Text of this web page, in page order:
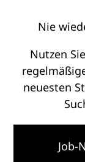
Nie
Nutzen
neuesten
Job-